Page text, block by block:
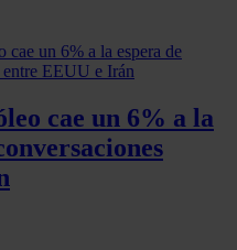
cae un 6% a la